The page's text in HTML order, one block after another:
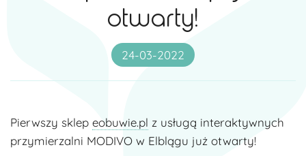
otwarty!
24-03-2022
Pierwszy sklep eobuwie.pl z usługą interaktywnych
przymierzalni MODIVO w Elblągu już otwarty!